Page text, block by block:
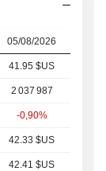
05/08/2026
41.95 $US
2 037 987
-0,90%
42.33 $US
42.41 $US